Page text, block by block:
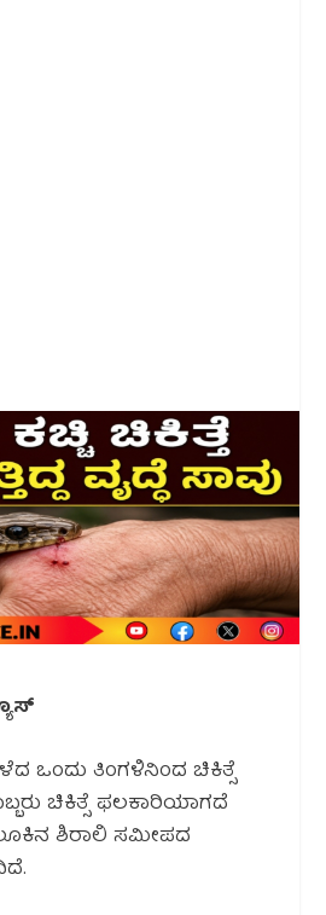
ಒಂದು ತಿಂಗಳಿನಿಂದ ಚಿಕಿತ್ಸೆ
ಚಿಕಿತ್ಸೆ ಫಲಕಾರಿಯಾಗದೆ
ಶಿರಾಲಿ ಸಮೀಪದ